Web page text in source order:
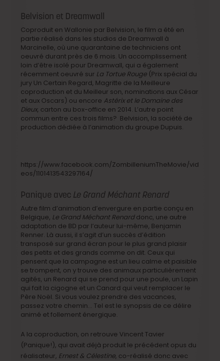
Belvision et Dreamwall
Coproduit en Wallonie par Belvision, le film a été en
partie réalisé dans les studios de Dreamwall à
Marcinelle, où une quarantaine de techniciens ont
oeuvré durant près de 6 mois. Un accomplissement
loin d’être isolé pour Dreamwall, qui a également
récemment oeuvré sur La Tortue Rouge (Prix spécial du
jury Un Certain Regard, Magritte de la Meilleure
coproduction et du Meilleur son, nominations aux César
et aux Oscars) ou encore Astérix et le Domaine des
Dieux, carton au box-office en 2014. L’autre point
commun entre ces trois films? Belvision, la société de
production dédiée à l’animation du groupe Dupuis.
https://www.facebook.com/ZombilleniumTheMovie/vid
eos/1101413543297164/
Panique avec Le Grand Méchant Renard
Autre film d’animation d’envergure en partie conçu en
Belgique, Le Grand Méchant Renarddonc, une autre
adaptation de BD par l’auteur lui-même, Benjamin
Renner. Là aussi, il s’agit d’un succès d’édition
transposé sur grand écran pour le plus grand plaisir
des petits et des grands comme on dit. Ceux qui
pensent que la campagne est un lieu calme et paisible
se trompent, on y trouve des animaux particulièrement
agités, un Renard qui se prend pour une poule, un Lapin
qui fait la cigogne et un Canard qui veut remplacer le
Père Noël. Si vous voulez prendre des vacances,
passez votre chemin… Tel est le synopsis de ce délire
animé et follement énergique.
A la coproduction, on retrouve Vincent Tavier
(Panique!), qui avait déjà produit le précédent opus du
réalisateur, Ernest & Célestine, co-réalisé donc avec